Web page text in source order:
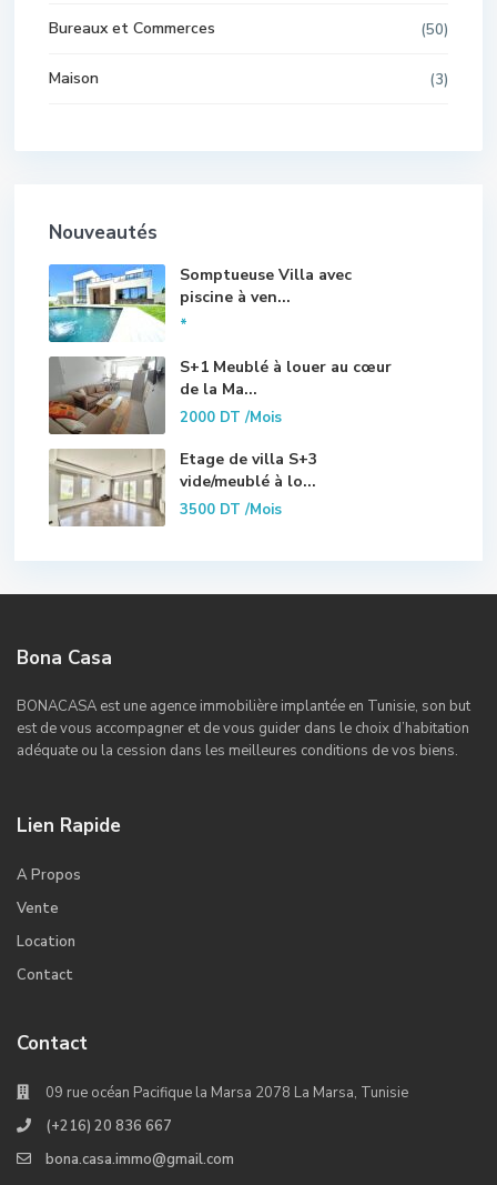
Bureaux et Commerces (50)
Maison (3)
Nouveautés
Somptueuse Villa avec
piscine à ven...
*
S+1 Meublé à louer au cœur
de la Ma...
2000 DT/Mois
Etage de villa S+3
vide/meublé à lo...
3500 DT/Mois
Bona Casa
BONACASA est une agence immobilière implantée en Tunisie, son but
est de vous accompagner et de vous guider dans le choix d’habitation
adéquate ou la cession dans les meilleures conditions de vos biens.
Lien Rapide
A Propos
Vente
Location
Contact
Contact
09 rue océan Pacifique la Marsa 2078 La Marsa, Tunisie
(+216) 20 836 667
bona.casa.immo@gmail.com